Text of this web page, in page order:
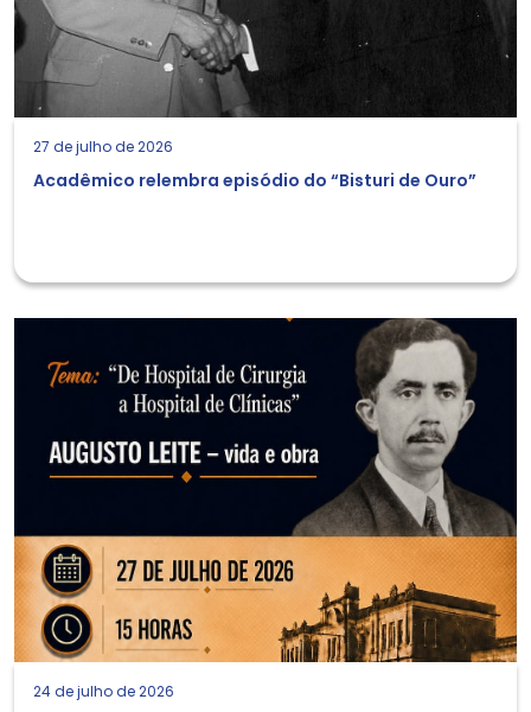
27 de julho de 2026
Acadêmico relembra episódio do “Bisturi de Ouro”
24 de julho de 2026